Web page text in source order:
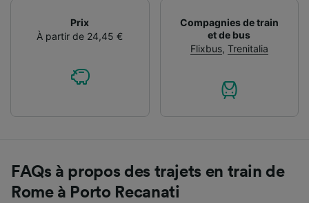
Prix
À partir de 24,45 €
Compagnies de train
et de bus
Flixbus, Trenitalia
FAQs à propos des trajets en train de
Rome à Porto Recanati